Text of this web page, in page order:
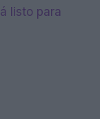
listo para